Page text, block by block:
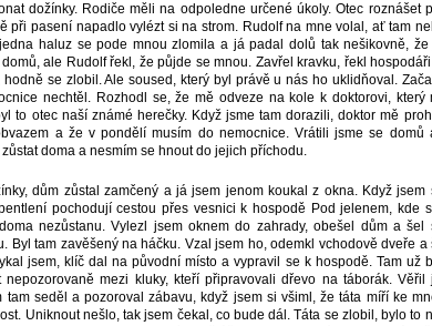
dožínky. Rodiče měli na odpoledne určené úkoly. Otec roznášet
při pasení napadlo vylézt si na strom. Rudolf na mne volal, ať tam
haluz se pode mnou zlomila a já padal dolů tak nešikovně,
ale Rudolf řekl, že půjde se mnou. Zavřel kravku, řekl
se zlobil. Ale soused, který byl právě u nás ho uklidňoval.
nechtěl. Rozhodl se, že mě odveze na kole k doktorovi,
to otec naší známé herečky. Když jsme tam dorazili, doktor mě
a že v pondělí musím do nemocnice. Vrátili jsme se
doma a nesmím se hnout do jejich příchodu.
dům zůstal zamčený a já jsem jenom koukal z okna. Když
pochodují cestou přes vesnici k hospodě Pod jelenem, kde
nezůstanu. Vylezl jsem oknem do zahrady, obešel dům a
Byl tam zavěšený na háčku. Vzal jsem ho, odemkl vchodově dveře
jsem, klíč dal na původní místo a vypravil se k hospodě. Tam už
nepozorovaně mezi kluky, kteří připravovali dřevo na táborák.
tam seděl a pozoroval zábavu, když jsem si všiml, že táta míří ke
Uniknout nešlo, tak jsem čekal, co bude dál. Táta se zlobil, bylo to